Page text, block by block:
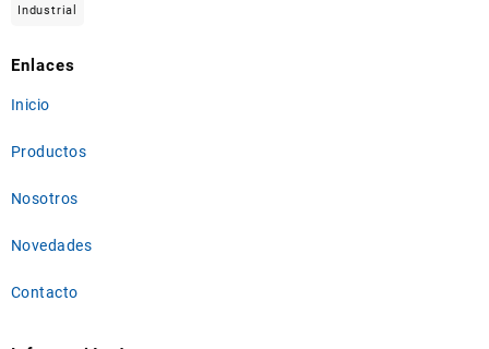
Industrial
Enlaces
Inicio
Productos
Nosotros
Novedades
Contacto